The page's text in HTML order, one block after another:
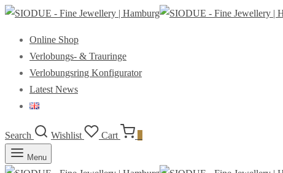
Online Shop
Verlobungs- & Trauringe
Verlobungsring Konfigurator
Latest News
Search Wishlist Cart
Menu